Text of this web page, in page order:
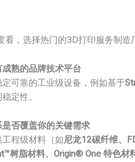
看，选择热门的3D打印服务制造
成熟的品牌技术平台
定可靠的工业级设备，例如基于
定性。
否覆盖你的关键需求
工程级材料（如尼龙12碳纤维、
树脂材料、Origin® One 特色材